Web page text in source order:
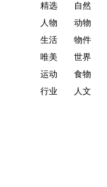
精选 自然
人物
动物
生活
物件
唯美
世界
运动
食物
行业
人文